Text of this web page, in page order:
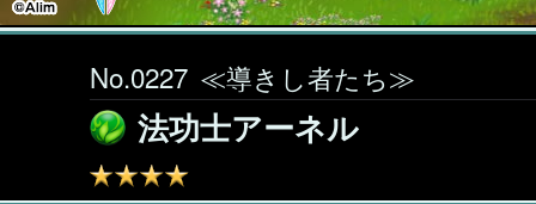
No.0227 ≪導きし者たち≫
法功士アーネル